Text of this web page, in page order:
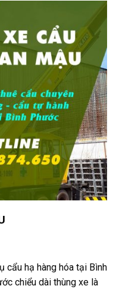
cẩu hạ hàng hóa tại Bình
chiểu dài thùng xe là